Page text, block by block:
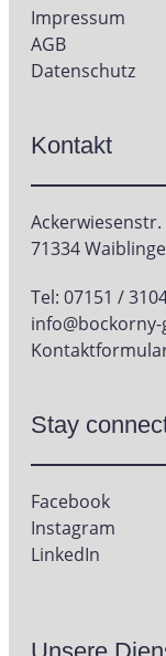
Impressum
AGB
Datenschutz
Kontakt
Ackerwiesenstr.
71334
Tel: 07151 /
Stay
Facebook
Instagram
LinkedIn